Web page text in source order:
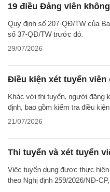
19 điều Đảng viên
Quy định số 207-QĐ/TW của
số 37-QĐ/TW trước đó.
29/07/2026
Điều kiện xét tuyển viên
Khác với thi tuyển, người đăng
định, bao gồm kiểm tra điều
21/07/2026
Thi tuyển và xét tuyển
Việc tuyển dụng được thực
theo Nghị định 259/2026/NĐ-